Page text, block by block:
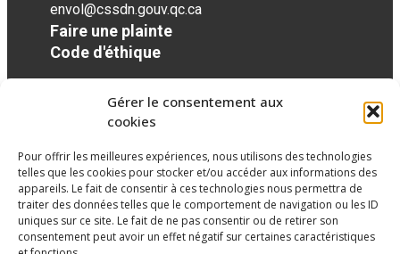
Gérer le consentement aux
cookies
Pour offrir les meilleures expériences, nous utilisons des technologies
telles que les cookies pour stocker et/ou accéder aux informations des
appareils. Le fait de consentir à ces technologies nous permettra de
traiter des données telles que le comportement de navigation ou les ID
uniques sur ce site. Le fait de ne pas consentir ou de retirer son
consentement peut avoir un effet négatif sur certaines caractéristiques
envol@cssdn.gouv.qc.ca
Faire une plainte
Code d'éthique
Réseaux sociaux
facebook
twittergoogleplusgoogleplusgoogleplus